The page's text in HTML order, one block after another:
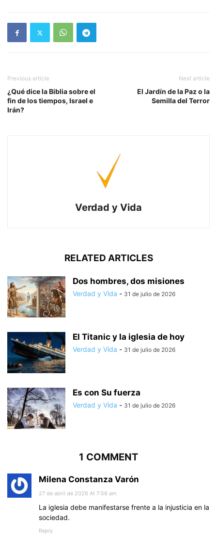
Previous article
¿Qué dice la Biblia sobre el
fin de los tiempos, Israel e
Irán?
Next article
El Jardín de la Paz o la
Semilla del Terror
Verdad y Vida
RELATED ARTICLES
Dos hombres, dos misiones
Verdad y Vida - 31 de julio de 2026
El Titanic y la iglesia de hoy
Verdad y Vida - 31 de julio de 2026
Es con Su fuerza
Verdad y Vida - 31 de julio de 2026
1 COMMENT
Milena Constanza Varón
27 de abril de 2026 At 7:56 am
La iglesia debe manifestarse frente a la injusticia en la
sociedad.
Reply